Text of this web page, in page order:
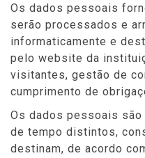
Os dados pessoais
serão processados e
informaticamente e
pelo website da
visitantes, gestão de
cumprimento de
Os dados pessoais
de tempo distintos,
destinam, de acordo